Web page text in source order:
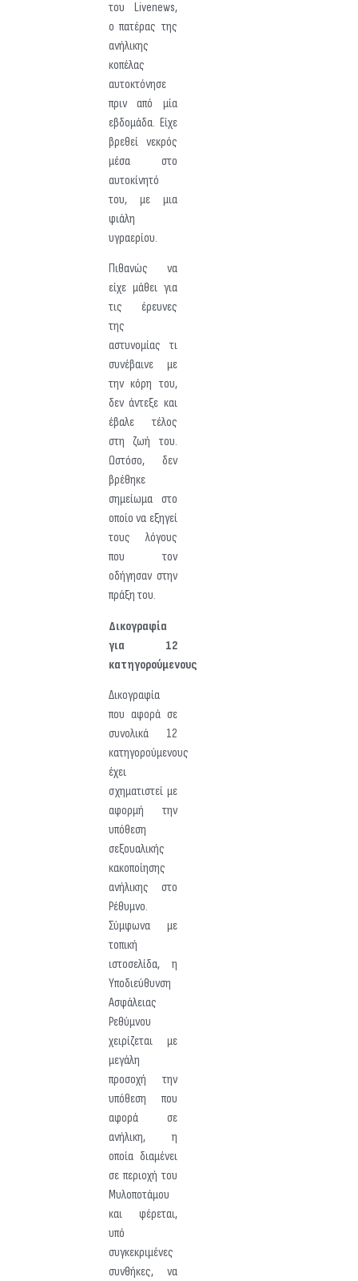
του Livenews,
ο πατέρας της
ανήλικης
κοπέλας
αυτοκτόνησε
πριν από μία
εβδομάδα. Είχε
βρεθεί νεκρός
μέσα στο
αυτοκίνητό
του, με μια
φιάλη
υγραερίου.
Πιθανώς να
είχε μάθει για
τις έρευνες
της
αστυνομίας τι
συνέβαινε με
την κόρη του,
δεν άντεξε και
έβαλε τέλος
στη ζωή του.
Ωστόσο, δεν
βρέθηκε
σημείωμα στο
οποίο να εξηγεί
τους λόγους
που τον
οδήγησαν στην
πράξη του.
Δικογραφία
για 12
κατηγορούμενους
Δικογραφία
που αφορά σε
συνολικά 12
κατηγορούμενους
έχει
σχηματιστεί με
αφορμή την
υπόθεση
σεξουαλικής
κακοποίησης
ανήλικης στο
Ρέθυμνο.
Σύμφωνα με
τοπική
ιστοσελίδα, η
Υποδιεύθυνση
Ασφάλειας
Ρεθύμνου
χειρίζεται με
μεγάλη
προσοχή την
υπόθεση που
αφορά σε
ανήλικη, η
οποία διαμένει
σε περιοχή του
Μυλοποτάμου
και φέρεται,
υπό
συγκεκριμένες
συνθήκες, να